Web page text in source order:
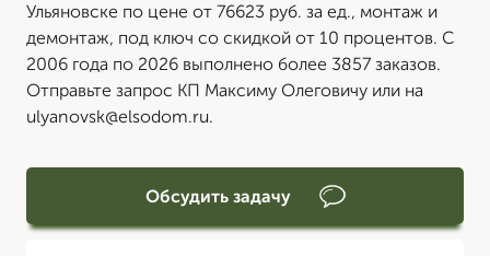
Ульяновске по цене от 76623 руб. за ед., монтаж и
демонтаж, под ключ со скидкой от 10 процентов. С
2006 года по 2026 выполнено более 3857 заказов.
Отправьте запрос КП Максиму Олеговичу или на
ulyanovsk@elsodom.ru.
Обсудить задачу